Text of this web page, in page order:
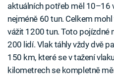
aktuálních potřeb měl 10–16
nejméně 60 tun. Celkem
vážit 1200 tun. Toto pojízdné
200 lidí. Vlak táhly vždy dvě
150 km, které se v tažení
kilometrech se kompletně